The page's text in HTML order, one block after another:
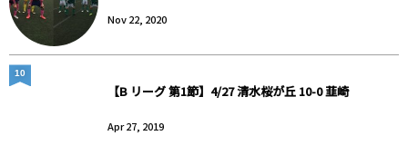
Nov 22, 2020
【B リーグ 第1節】4/27 清水桜が丘 10-0 韮崎
Apr 27, 2019
10